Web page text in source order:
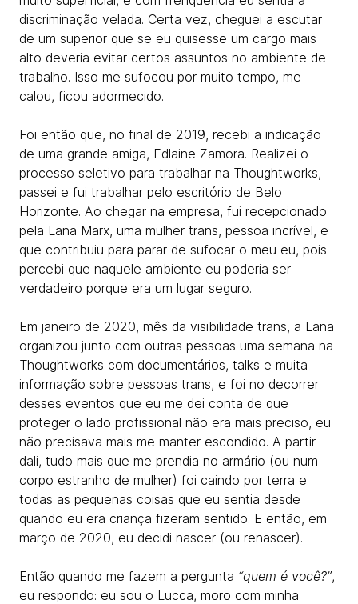
discriminação velada. Certa vez, cheguei a escutar
de um superior que se eu quisesse um cargo mais
alto deveria evitar certos assuntos no ambiente de
trabalho. Isso me sufocou por muito tempo, me
calou, ficou adormecido.
Foi então que, no final de 2019, recebi a indicação
de uma grande amiga, Edlaine Zamora. Realizei o
processo seletivo para trabalhar na Thoughtworks,
passei e fui trabalhar pelo escritório de Belo
Horizonte. Ao chegar na empresa, fui recepcionado
pela Lana Marx, uma mulher trans, pessoa incrível, e
que contribuiu para parar de sufocar o meu eu, pois
percebi que naquele ambiente eu poderia ser
verdadeiro porque era um lugar seguro.
Em janeiro de 2020, mês da visibilidade trans, a Lana
organizou junto com outras pessoas uma semana na
Thoughtworks com documentários, talks e muita
informação sobre pessoas trans, e foi no decorrer
desses eventos que eu me dei conta de que
proteger o lado profissional não era mais preciso, eu
não precisava mais me manter escondido. A partir
dali, tudo mais que me prendia no armário (ou num
corpo estranho de mulher) foi caindo por terra e
todas as pequenas coisas que eu sentia desde
quando eu era criança fizeram sentido. E então, em
março de 2020, eu decidi nascer (ou renascer).
Então quando me fazem a pergunta “quem é você?”,
eu respondo: eu sou o Lucca, moro com minha